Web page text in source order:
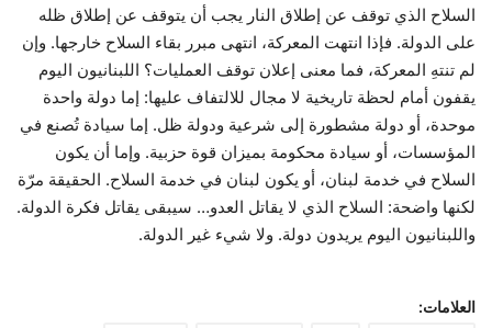
السلاح الذي توقف عن إطلاق النار يجب أن يتوقف عن إطلاق ظله
على الدولة. فإذا انتهت المعركة، انتهى مبرر بقاء السلاح خارجها. وإن
لم تنتهِ المعركة، فما معنى إعلان توقف العمليات؟ اللبنانيون اليوم
يقفون أمام لحظة تاريخية لا مجال للالتفاف عليها: إما دولة واحدة
موحدة، أو دولة مشطورة إلى شرعية ودولة ظل. إما سيادة تُصنع في
المؤسسات، أو سيادة محكومة بميزان قوة حزبية. وإما أن يكون
السلاح في خدمة لبنان، أو يكون لبنان في خدمة السلاح. الحقيقة مرّة
لكنها واضحة: السلاح الذي لا يقاتل العدو… سيبقى يقاتل فكرة الدولة.
واللبنانيون اليوم يريدون دولة. ولا شيء غير الدولة.
العلامات: